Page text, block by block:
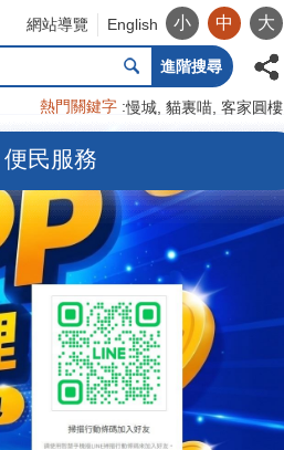
網站導覽 English 小 中 大
進階搜尋
熱門關鍵字 慢城 貓裏喵 客家圓樓
便民服務